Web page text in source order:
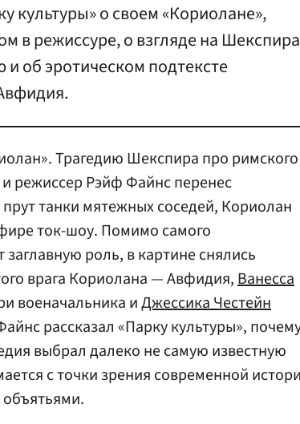
культуры» о своем «Кориолане»,
в режиссуре, о взгляде на Шекспира
об эротическом подтексте
Трагедию Шекспира про римского
режиссер Рэйф Файнс перенес
танки мятежных соседей, Кориолан
ток-шоу. Помимо самого
роль, в картине снялись
врага Кориолана — Авфидия,Ванесса
военачальника иДжессика Честейн
рассказал «Парку культуры»,
выбрал далеко не самую известную
с точки зрения современной